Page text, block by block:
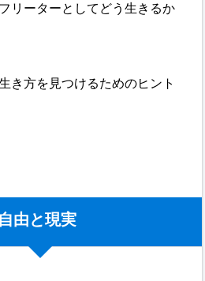
リーターとしてどう生きるか
き方を見つけるためのヒント
由と現実